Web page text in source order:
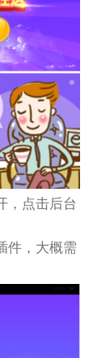
，点击后台
件，大概需